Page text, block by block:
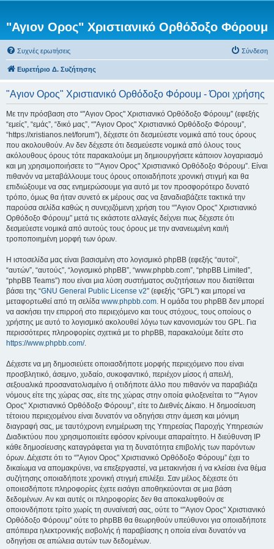
"Αγιον Ορος" Χριστιανικό Ορθόδοξο Φόρουμ
Συχνές ερωτήσεις Σύνδεση
Ευρετήριο Δ. Συζήτησης
"Αγιον Ορος" Χριστιανικό Ορθόδοξο Φόρουμ - Όροι χρήσης
Με την πρόσβαση στο “"Αγιον Ορος" Χριστιανικό Ορθόδοξο Φόρουμ” (εφεξής
“εμείς”, “εμάς”, “δικό μας”, “"Αγιον Ορος" Χριστιανικό Ορθόδοξο Φόρουμ”,
“https://xristianos.net/forum”), δέχεστε ότι δεσμεύεστε νομικά από τους όρους
που ακολουθούν. Αν δεν δέχεστε ότι δεσμεύεστε νομικά από όλους τους
ακόλουθους όρους τότε παρακαλούμε μη δημιουργήσετε κάποιον λογαριασμό
και μη χρησιμοποιήσετε το “"Αγιον Ορος" Χριστιανικό Ορθόδοξο Φόρουμ”. Είναι
πιθανόν να μεταβάλλουμε τους όρους οποιαδήποτε χρονική στιγμή και θα
επιδιώξουμε να σας ενημερώσουμε για αυτό με τον προσφορότερο δυνατό
τρόπο, όμως θα ήταν συνετό εκ μέρους σας να ξαναδιαβάζετε τακτικά την
παρούσα σελίδα καθώς η συνεχιζόμενη χρήση του “"Αγιον Ορος" Χριστιανικό
Ορθόδοξο Φόρουμ” μετά τις εκάστοτε αλλαγές δείχνει πως δέχεστε ότι
δεσμεύεστε νομικά από αυτούς τους όρους με την ανανεωμένη και/ή
τροποποιημένη μορφή των όρων.
Η ιστοσελίδα μας είναι βασισμένη στο λογισμικό phpBB (εφεξής “αυτοί”,
“αυτών”, “αυτούς”, “λογισμικό phpBB”, “www.phpbb.com”, “phpBB Limited”,
“phpBB Teams”) που είναι μια λύση συστήματος συζητήσεων που διατίθεται
βάσει της “GNU General Public License v2” (εφεξής “GPL”) και μπορεί να
μεταφορτωθεί από τη σελίδα www.phpbb.com. Η ομάδα του phpBB δεν μπορεί
να ασκήσει την επιρροή στο περιεχόμενο και τους στόχους, τους οποίους ο
χρήστης με αυτό το λογισμικό ακολουθεί λόγω των κανονισμών του GPL. Για
περισσότερες πληροφορίες σχετικά με το phpBB, παρακαλούμε δείτε στο
https://www.phpbb.com/.
Δέχεστε να μη δημοσιεύετε οποιασδήποτε μορφής περιεχόμενο που είναι
προσβλητικό, άσεμνο, χυδαίο, συκοφαντικό, περιέχον μίσος ή απειλή,
σεξουαλικά προσανατολισμένο ή οτιδήποτε άλλο που πιθανόν να παραβιάζει
νόμους είτε της χώρας σας, είτε της χώρας στην οποία φιλοξενείται το “"Αγιον
Ορος" Χριστιανικό Ορθόδοξο Φόρουμ”, είτε το Διεθνές Δίκαιο. Η δημοσίευση
τέτοιου περιεχομένου είναι δυνατόν να οδηγήσει στην άμεση και μόνιμη
διαγραφή σας, με ταυτόχρονη ενημέρωση της Υπηρεσίας Παροχής Υπηρεσιών
Διαδικτύου που χρησιμοποιείτε εφόσον κρίνουμε απαραίτητο. Η διεύθυνση IP
κάθε δημοσίευσης καταγράφεται για τη δυνατότητα επιβολής των παρόντων
όρων. Δέχεστε ότι το “"Αγιον Ορος" Χριστιανικό Ορθόδοξο Φόρουμ” έχει το
δικαίωμα να απομακρύνει, να επεξεργαστεί, να μετακινήσει ή να κλείσει ένα θέμα
συζήτησης οποιαδήποτε χρονική στιγμή επιλέξει. Σαν μέλος δέχεστε ότι
οποιεσδήποτε πληροφορίες έχετε εισάγει αποθηκεύονται σε μια βάση
δεδομένων. Αν και αυτές οι πληροφορίες δεν θα αποκαλυφθούν σε
οποιονδήποτε τρίτο χωρίς τη συναίνεσή σας, ούτε το “"Αγιον Ορος" Χριστιανικό
Ορθόδοξο Φόρουμ” ούτε το phpBB θα θεωρηθούν υπεύθυνοι για οποιαδήποτε
απόπειρα ηλεκτρονικής εισβολής ή παραβίασης η οποία είναι δυνατόν να
οδηγήσει σε απώλεια αυτών των δεδομένων.